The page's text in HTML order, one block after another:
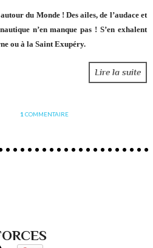
du Monde ! Des ailes, de l’audace et
n’en manque pas ! S’en exhalent
ou à la Saint Exupéry.
Lire la suite
1 COMMENTAIRE